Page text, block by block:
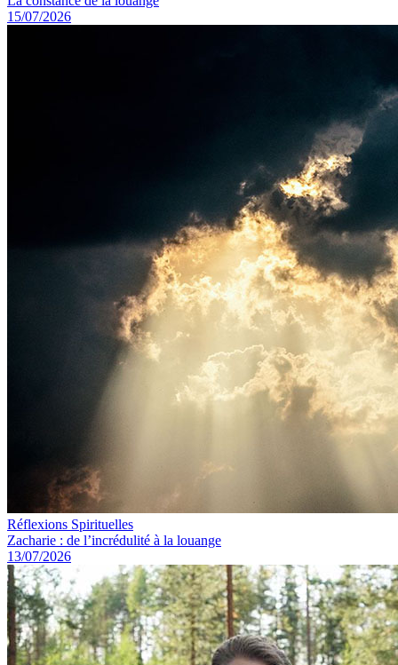
15/07/2026
Réflexions Spirituelles
Zacharie : de l’incrédulité à la louange
13/07/2026